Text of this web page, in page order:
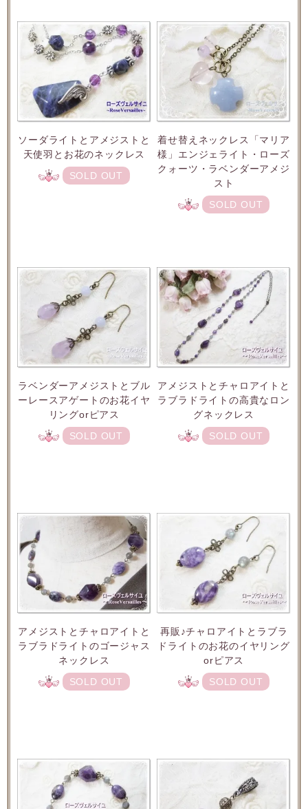
ソーダライトとアメジストと
天使羽とお花のネックレス
SOLD OUT
着せ替えネックレス「マリア
様」エンジェライト・ローズ
クォーツ・ラベンダーアメジ
スト
SOLD OUT
ラベンダーアメジストとブル
ーレースアゲートのお花イヤ
リングorピアス
SOLD OUT
アメジストとチャロアイトと
ラブラドライトの高貴なロン
グネックレス
SOLD OUT
アメジストとチャロアイトと
ラブラドライトのゴージャス
ネックレス
SOLD OUT
再販♪チャロアイトとラブラ
ドライトのお花のイヤリング
orピアス
SOLD OUT